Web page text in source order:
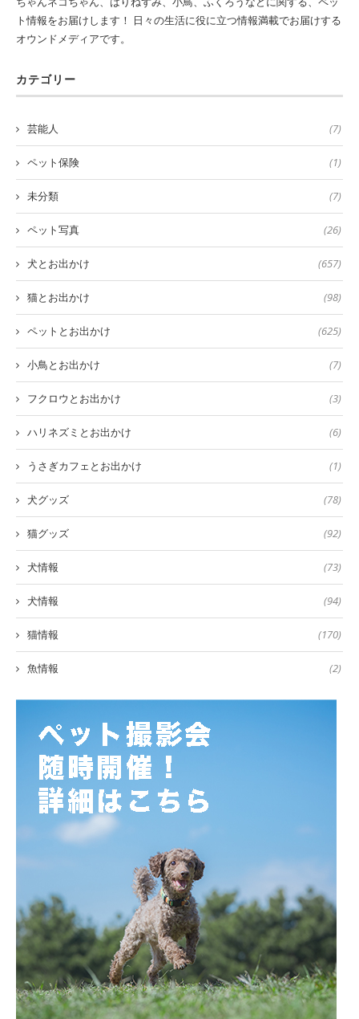
ト情報をお届けします！ 日々の生活に役に立つ情報満載でお届けする
オウンドメディアです。
カテゴリー
芸能人 (7)
ペット保険 (1)
未分類 (7)
ペット写真 (26)
犬とお出かけ (657)
猫とお出かけ (98)
ペットとお出かけ (625)
小鳥とお出かけ (7)
フクロウとお出かけ (3)
ハリネズミとお出かけ (6)
うさぎカフェとお出かけ (1)
犬グッズ (78)
猫グッズ (92)
犬情報 (73)
犬情報 (94)
猫情報 (170)
魚情報 (2)